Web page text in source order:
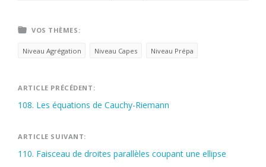
VOS THÈMES:
Niveau Agrégation Niveau Capes Niveau Prépa
Navigation
de
l’article
ARTICLE PRÉCÉDENT:
108. Les équations de Cauchy-Riemann
ARTICLE SUIVANT:
110. Faisceau de droites parallèles coupant une ellipse